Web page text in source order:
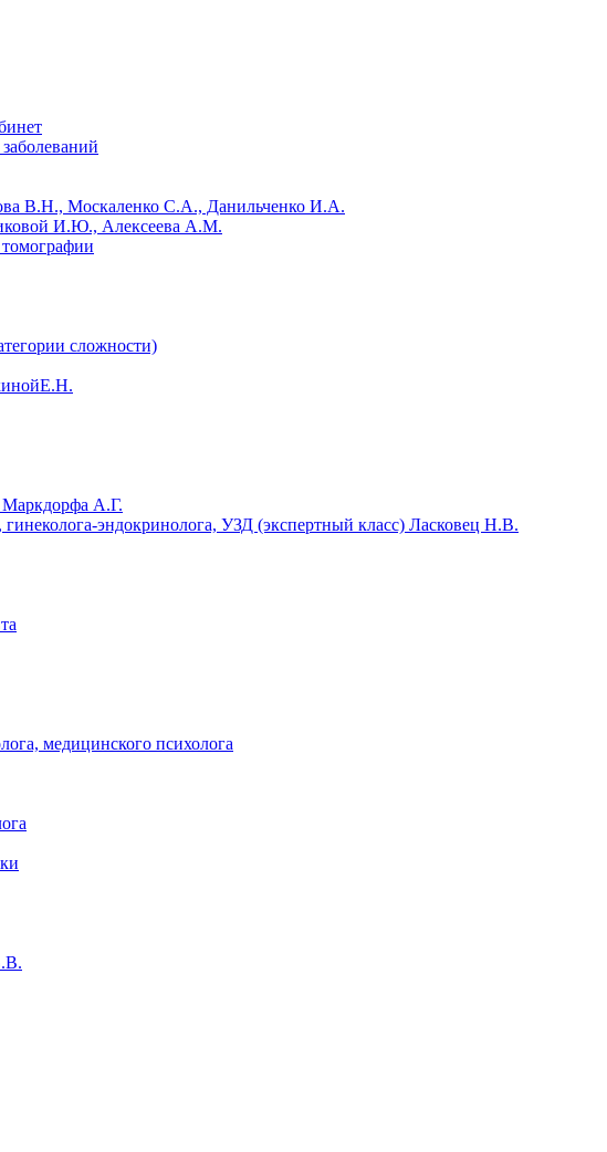
В.Н., Москаленко С.А., Данильченко И.А.
И.Ю., Алексеева А.М.
сложности)
Маркдорфа А.Г.
гинеколога-эндокринолога, УЗД (экспертный класс) Ласковец Н.В.
медицинского психолога